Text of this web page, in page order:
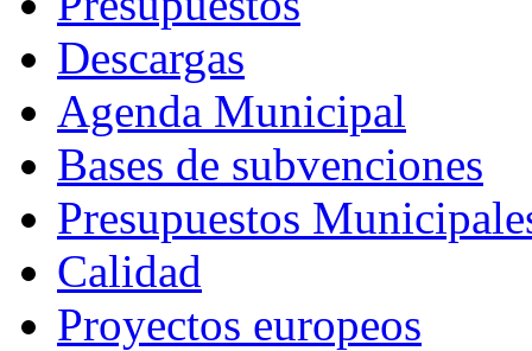
Descargas
Agenda Municipal
Bases de subvenciones
Presupuestos
Calidad
Proyectos europeos